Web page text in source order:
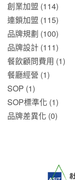
創業加盟 (114)
連鎖加盟 (115)
品牌規劃 (100)
品牌設計 (111)
餐飲顧問費用 (1)
餐廳經營 (1)
SOP (1)
SOP標準化 (1)
品牌差異化 (0)